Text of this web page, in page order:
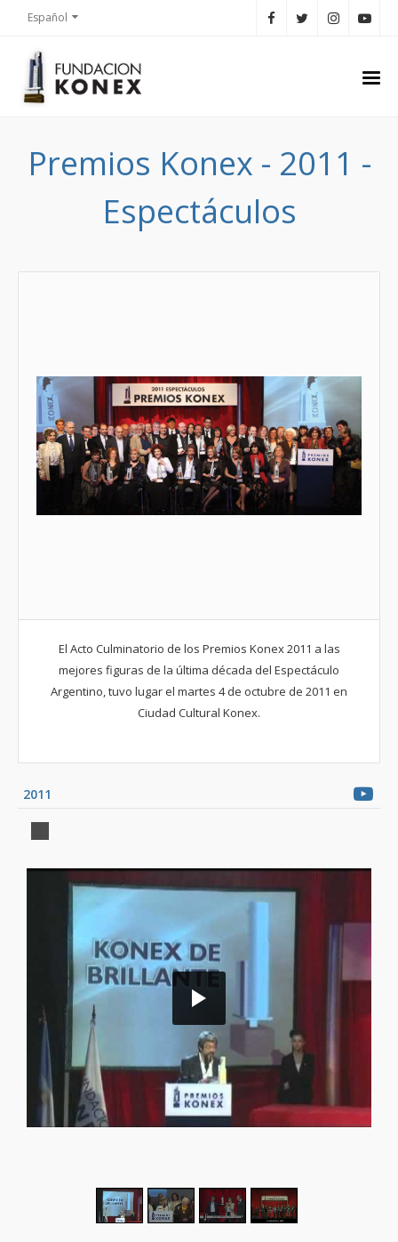
Español
Premios Konex - 2011 -
Espectáculos
El Acto Culminatorio de los Premios Konex 2011 a las
mejores figuras de la última década del Espectáculo
Argentino, tuvo lugar el martes 4 de octubre de 2011 en
Ciudad Cultural Konex.
2011